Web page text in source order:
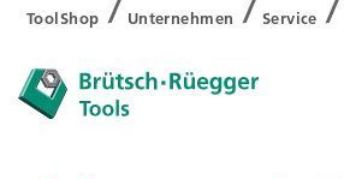
ToolShop Unternehmen Service